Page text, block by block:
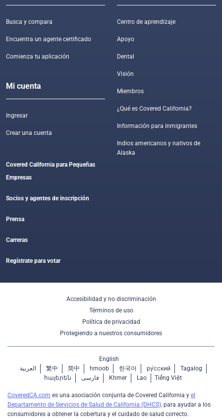
Busca y compara
Encuentra un agente certificado
Comienza tu aplicación
Mi cuenta
Ingresar
Crear una cuenta
Covered California para Pequeñas
Empresas
Socios y agentes de inscripción
Prensa
Carreras
Regístrate para votar
Centro de aprendizaje
Apoyo
Dental
Visión
Miembros
¿Qué es Covered California?
Información para inmigrantes
Indios americanos y nativos de
Alaska
Accesibilidad y no discriminación
Términos de uso
Política de privacidad
Protegiendo a nuestros consumidores
English
العربية
繁中 简中 hmoob 한국어 ру́сский
Tagalog
հայերեն
فارسی Khmer Lao Tiếng Việt
CoveredCA.com es una asociación conjunta de Covered California y el
Departamento de Servicios de Salud de California (DHCS), para ayudar a los
consumidores a obtener la cobertura y el cuidado de salud correcto.